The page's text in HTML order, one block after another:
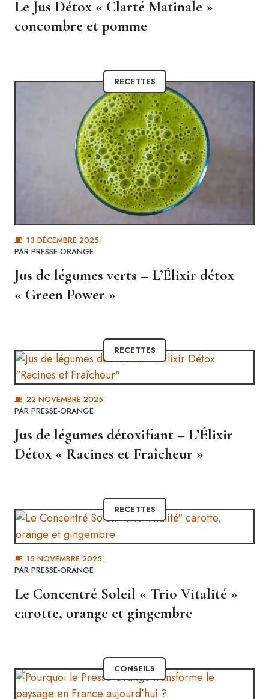
Le Jus Détox « Clarté Matinale »
concombre et pomme
RECETTES
13 DÉCEMBRE 2025
PAR PRESSE-ORANGE
Jus de légumes verts – L’Élixir détox
« Green Power »
RECETTES
22 NOVEMBRE 2025
PAR PRESSE-ORANGE
Jus de légumes détoxifiant – L’Élixir
Détox « Racines et Fraîcheur »
RECETTES
15 NOVEMBRE 2025
PAR PRESSE-ORANGE
Le Concentré Soleil « Trio Vitalité »
carotte, orange et gingembre
CONSEILS